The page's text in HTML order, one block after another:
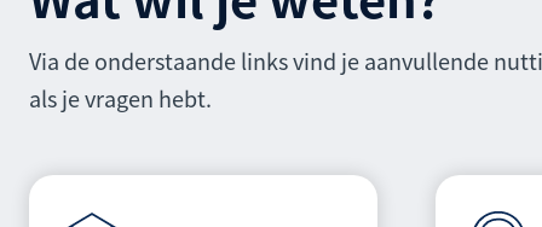
Via de onderstaande links vind je aanvullende
als je vragen hebt.